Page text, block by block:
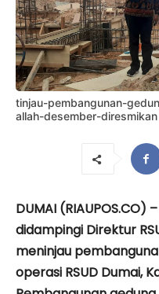
tinjau-pembangunan-
allah-desember-diresmikan
DUMAI (RIAUPOS.CO)
didampingi Direktur
meninjau
operasi RSUD Dumai,